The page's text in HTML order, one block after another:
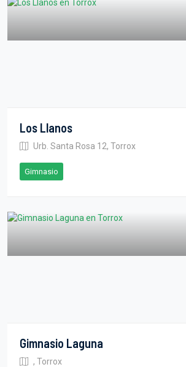
Los Llanos
Urb. Santa Rosa 12, Torrox
Gimnasio
Gimnasio Laguna
, Torrox